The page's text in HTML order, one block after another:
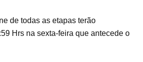
de todas as etapas terão
Hrs na sexta-feira que antecede o